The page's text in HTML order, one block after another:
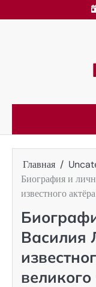
к
Главная
Биография и
известного
Василия